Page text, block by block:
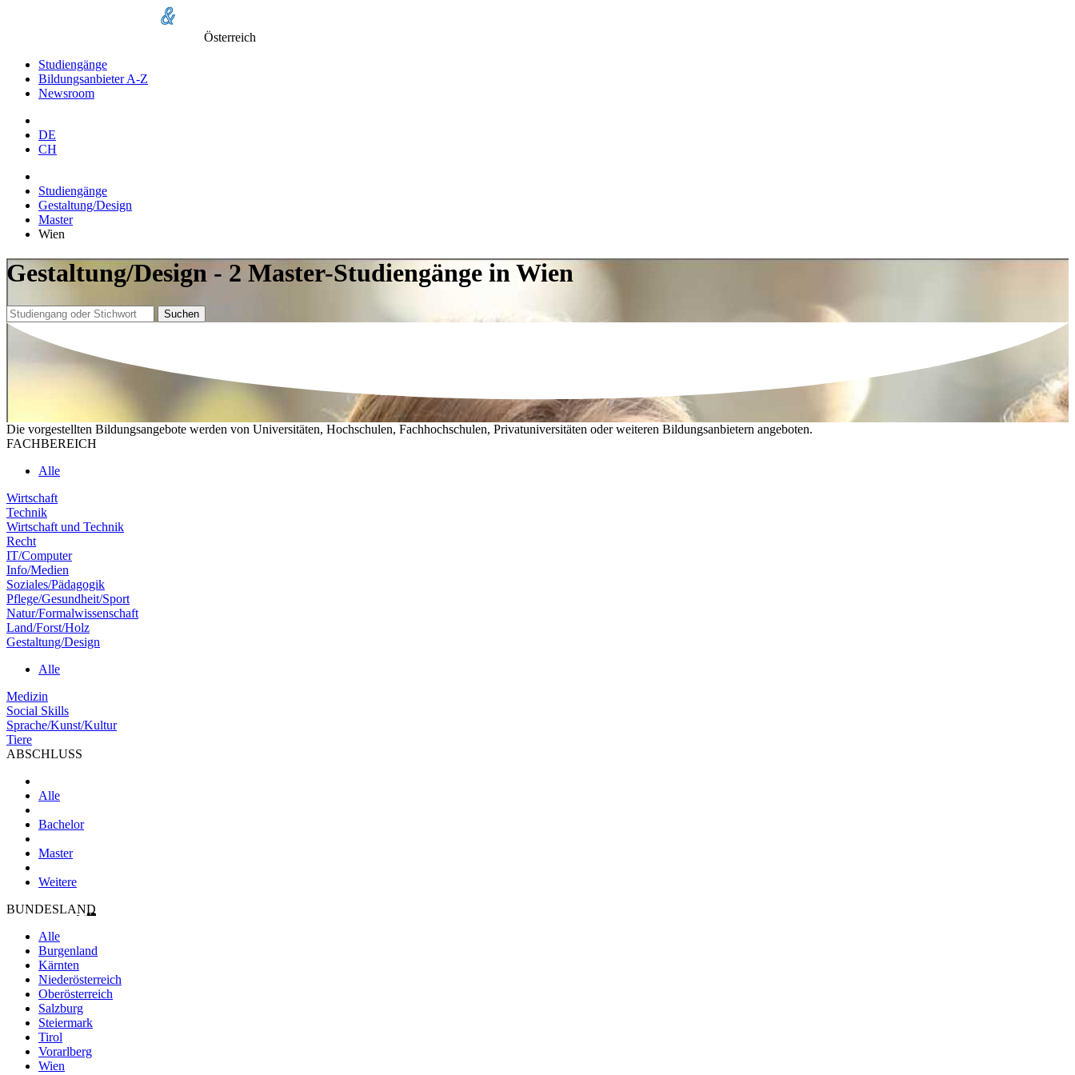
Österreich
Studiengänge
Bildungsanbieter A-Z
Newsroom
DE
CH
Studiengänge
Gestaltung/Design
Master
Wien
Gestaltung/Design - 2 Master-Studiengänge in Wien
Suchen
Die vorgestellten Bildungsangebote werden von Universitäten, Hochschulen, Fachhochschulen, Privatuniversitäten oder weiteren Bildungsanbietern angeboten.
FACHBEREICH
Alle
Wirtschaft
Technik
Wirtschaft und Technik
Recht
IT/Computer
Info/Medien
Soziales/Pädagogik
Pflege/Gesundheit/Sport
Natur/Formalwissenschaft
Land/Forst/Holz
Gestaltung/Design
Alle
Medizin
Social Skills
Sprache/Kunst/Kultur
Tiere
ABSCHLUSS
Alle
Bachelor
Master
Weitere
BUNDESLAND
Alle
Burgenland
Kärnten
Niederösterreich
Oberösterreich
Salzburg
Steiermark
Tirol
Vorarlberg
Wien